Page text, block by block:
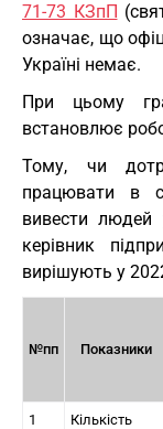
71-73 КЗпП
означає, що
Україні немає.
При цьому
встановлює
Тому, чи
працювати в
вивести людей
керівник
вирішують у
№пп Показники
1
Кількість